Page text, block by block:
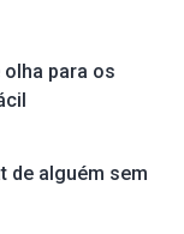
para os
de alguém sem